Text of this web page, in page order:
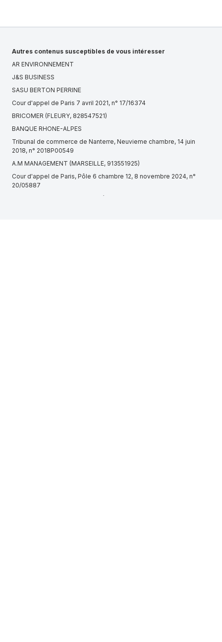
Autres contenus susceptibles de vous intéresser
AR ENVIRONNEMENT
J&S BUSINESS
SASU BERTON PERRINE
Cour d'appel de Paris 7 avril 2021, n° 17/16374
BRICOMER (FLEURY, 828547521)
BANQUE RHONE-ALPES
Tribunal de commerce de Nanterre, Neuvieme chambre, 14 juin
2018, n° 2018P00549
A.M MANAGEMENT (MARSEILLE, 913551925)
Cour d'appel de Paris, Pôle 6 chambre 12, 8 novembre 2024, n°
20/05887
Tribunal administratif de Lille, 2ème chambre, 21 janvier 2025, n°